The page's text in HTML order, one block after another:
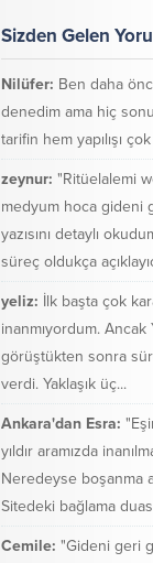
Sizden Gelen
Nilüfer: Ben daha
denedim ama hiç
tarifin hem yapılışı
zeynur: "Ritüelalemi
medyum hoca gideni
yazısını detaylı
süreç oldukça
yeliz: İlk başta çok
inanmıyordum.
görüştükten sonra
verdi. Yaklaşık üç...
Ankara'dan Esra:
yıldır aramızda
Neredeyse boşanma
Sitedeki bağlama
Cemile: "Gideni geri